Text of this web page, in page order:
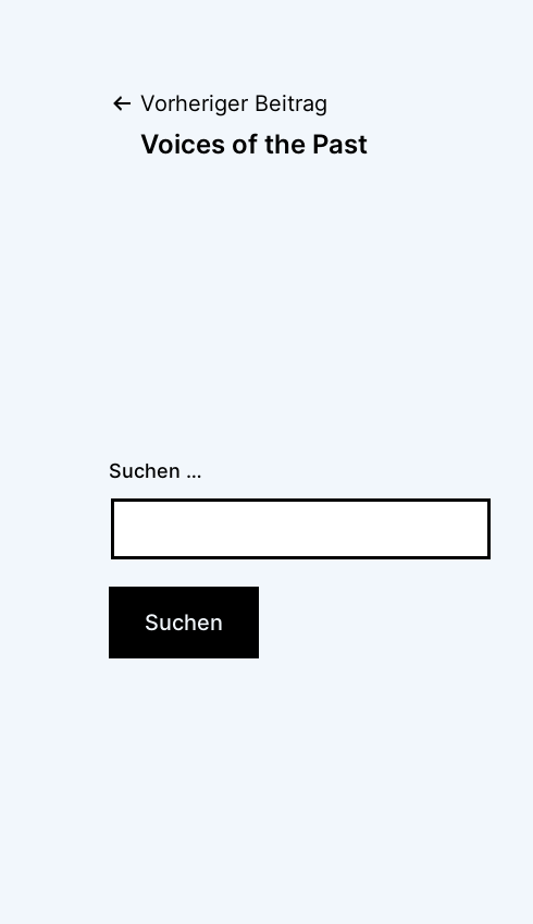
Beitragsnavigation
Vorheriger Beitrag
Voices of the Past
Suchen …